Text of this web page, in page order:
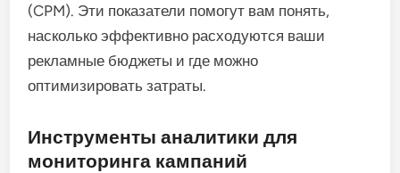
(CPM). Эти показатели помогут вам понять,
насколько эффективно расходуются ваши
рекламные бюджеты и где можно
оптимизировать затраты.
Инструменты аналитики для
мониторинга кампаний